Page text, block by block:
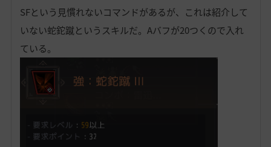
SFという見慣れないコマンドがあるが、これは紹介して
いない蛇鉈蹴というスキルだ。Aバフが20つくので入れ
ている。